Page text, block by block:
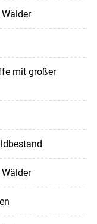
mit großer